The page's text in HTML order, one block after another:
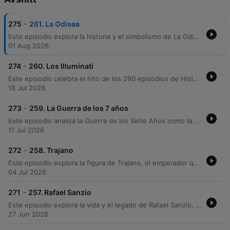
275 - 261. La Odisea
Este episodio explora la historia y el simbolismo de La Odisea, analizando su conexión con el colapso del mundo misénico y su naturaleza como obra de tradición oral. A través de un recorrido por las aventuras de Odiseo, se examina cómo el relato mezcla elementos históricos de la Edad de Bronce con mitos que representan miedos universales. El análisis recorre los encuentros emblemáticos con figuras como Circe, las Sirenas y Calipso, culminando en el regreso del héroe a Ítaca. La obra se presenta no solo como un poema épico, sino como una reflexión sobre la identidad, la resistencia ante la tentación y la lucha humana contra el olvido.
01 Aug 2026
274 - 260. Los Illuminati
Este episodio celebra el hito de los 260 episodios de Historia en Podcast diferenciando la sociedad histórica de los Illuminati, fundada por Adam Weishaupt en el siglo XVIII, del mito conspirativo moderno. Se analiza cómo la organización buscaba promover la razón y la reforma social frente al dogmatismo de la época. Asimismo, se explora la transición de esta orden real hacia una leyenda omnipresente alimentada por la persecución política y la cultura popular. El episodio examina cómo el uso del secretismo y elementos de la ficción han transformado un grupo de fines pedagógicos en un villano invisible e inagotable para las teorías conspirativas.
18 Jul 2026
273 - 259. La Guerra de los 7 años
Este episodio analiza la Guerra de los Siete Años como la verdadera primera guerra mundial, examinando su escala global y su capacidad para reconfigurar el tablero geopolítico del siglo XVIII. Se explora desde el detonante territorial en el Valle del Ohio hasta la 'revolución diplomática' en Europa, destacando el papel de potencias como Francia, Gran Bretaña, Prusia y España. El relato detalla la expansión del conflicto hacia Norteamérica e India, la estrategia naval británica y las consecuencias de los tratados de paz. Finalmente, se analizan las repercusiones a largo plazo, incluyendo la crisis fiscal francesa y las tensiones coloniales que sembraron las semillas de la independencia de los Estados Unidos.
11 Jul 2026
272 - 258. Trajano
Este episodio explora la figura de Trajano, el emperador que llevó al Imperio Romano a su máxima extensión territorial. Desde sus orígenes en la élite provincial de Hispania y su ascenso tras la adopción por parte de Nerva, se analiza cómo su liderazgo militar y su capacidad de gestión consolidaron el poder romano. A través de sus campañas en Dacia y su ambiciosa incursión contra los Partos, se detalla el uso de la ingeniería y la monumentalidad como herramientas de propaganda. El episodio concluye analizando su legado de gloria y estabilidad, así como la transición hacia la política de consolidación de su sucesor, Adriano.
04 Jul 2026
271 - 257. Rafael Sanzio
Este episodio explora la vida y el legado de Rafael Sanzio, desde su formación humanista en Urbino y su etapa en Perugia hasta su consolidación en Florencia, donde asimiló las técnicas de Leonardo da Vinci y Miguel Ángel. Se analiza su ascenso como una celebridad del Renacimiento bajo el mecenazgo del Papa Julio II en Roma, destacando la creación de las Estancias Vaticanas y obras maestras como 'La Escuela de Atenas'. Asimismo, se profundiza en su faceta como director de un gran taller artístico, su dimensión humana a través de su relación con la Fornarina y su muerte prematura a los 37 años. El episodio concluye reflexionando sobre cómo su estilo se convirtió en el canon académico y anuncia un viaje histórico-cultural a la Italia del Renacimiento para 202 el 2027.
27 Jun 2026